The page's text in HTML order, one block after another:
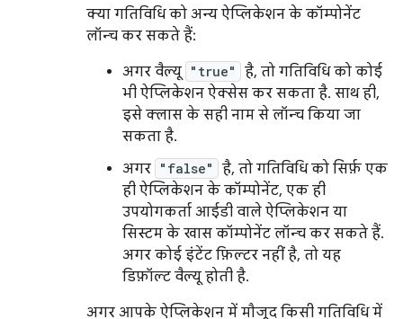
क्या गतिविधि को अन्य ऐप्लिकेशन के कॉम्पोनेंट
लॉन्च कर सकते हैं:
अगर वैल्यू "true"
है, तो गतिविधि को कोई
भी ऐप्लिकेशन ऐक्सेस कर सकता है. साथ ही,
इसे क्लास के सही नाम से लॉन्च किया जा
सकता है.
अगर "false"
है, तो गतिविधि को सिर्फ़ एक
ही ऐप्लिकेशन के कॉम्पोनेंट, एक ही
उपयोगकर्ता आईडी वाले ऐप्लिकेशन या
सिस्टम के खास कॉम्पोनेंट लॉन्च कर सकते हैं.
अगर कोई इंटेंट फ़िल्टर नहीं है, तो यह
डिफ़ॉल्ट वैल्यू होती है.
अगर आपके ऐप्लिकेशन में मौजूद किसी गतिविधि में